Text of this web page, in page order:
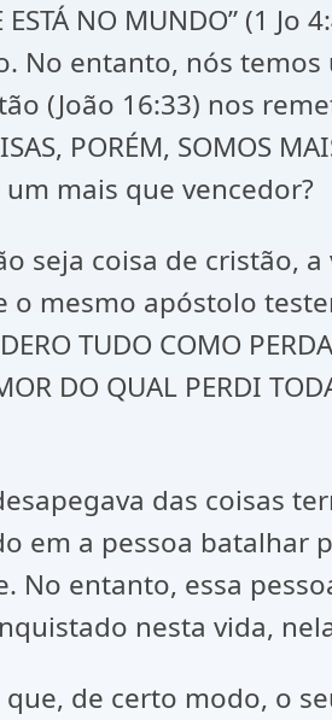
ESTÁ NO MUNDO”
entanto, nós
(João 16:33) nos
PORÉM, SOMOS
um mais que vencedor?
seja coisa de cristão,
mesmo apóstolo
TUDO COMO
DO QUAL PERDI
das coisas
em a pessoa batalhar
entanto, essa
nesta vida,
de certo modo, o